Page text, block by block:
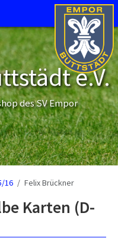
e.V.
des SV Empor
16 Felix Brückner
Karten (D-